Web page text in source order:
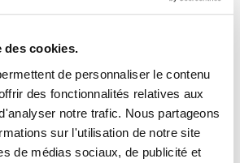
des cookies.
de personnaliser le contenu
des fonctionnalités relatives aux
notre trafic. Nous partageons
sur l'utilisation de notre site
de médias sociaux, de publicité et